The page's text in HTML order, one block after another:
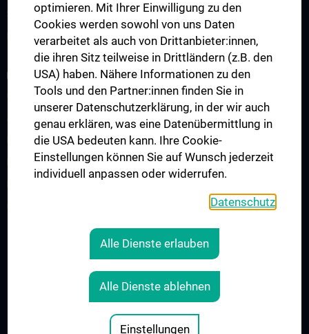
Studium und Lehre
Klinisch-Praktisches Jahr (KPJ)
FORSCHUNG
Christian Doppler Labor für Mikroinvasive Herzchirurgie
Angewandte Forschung in der Herzchirurgie
Forschungslabor Herzchirurgie B. Messner
Forschungslabor Mechanische Herzunterstützung
CARE Cardiovascular Research and Engineering
COOKIE-EINSTELLUNGEN
optimieren. Mit Ihrer Einwilligung zu den
Cookies werden sowohl von uns Daten
verarbeitet als auch von Drittanbieter:innen,
die ihren Sitz teilweise in Drittländern (z.B. den
USA) haben. Nähere Informationen zu den
Tools und den Partner:innen finden Sie in
unserer Datenschutzerklärung, in der wir auch
genau erklären, was eine Datenübermittlung in
die USA bedeuten kann. Ihre Cookie-
Einstellungen können Sie auf Wunsch jederzeit
individuell anpassen oder widerrufen.
Datenschutz
Alle Dienste erlauben
Alle Dienste ablehnen
Einstellungen